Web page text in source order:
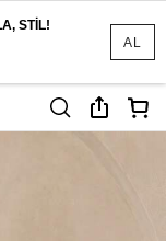
AL
STİL!